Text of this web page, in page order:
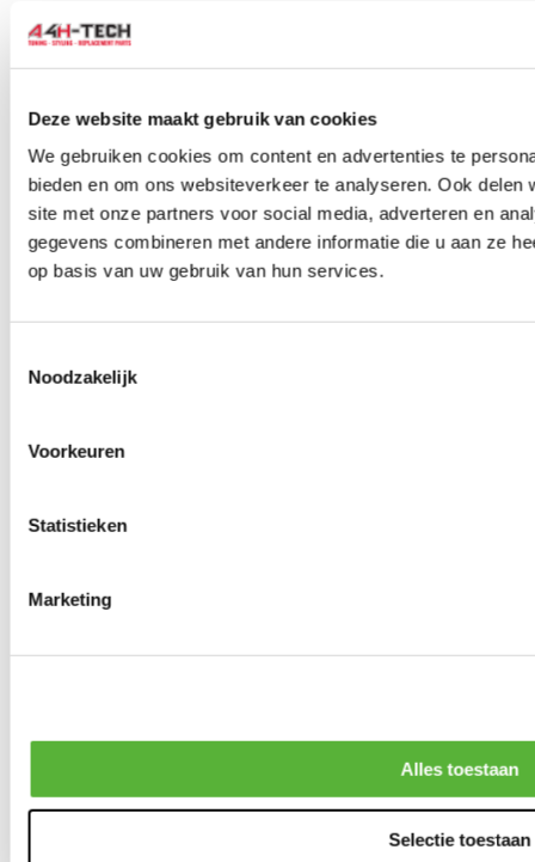
Deze website maakt gebruik van cookies
We gebruiken cookies om content en advertenties te
bieden en om ons websiteverkeer te analyseren. Ook
site met onze partners voor social media, adverteren en
gegevens combineren met andere informatie die u aan ze
op basis van uw gebruik van hun services.
Noodzakelijk
Voorkeuren
Statistieken
Marketing
Alles toestaan
Selectie toestaan
0producten beschikbaar
Wiellagers & Naven
0producten beschikbaar
0producten beschikbaar
Spoorverbreders
0producten beschikbaar
Wielmoeren
0producten beschikbaar
Draadeinden
0 producten beschikbaar
0producten beschikbaar
0producten beschikbaar
0producten beschikbaar
Remmen overige